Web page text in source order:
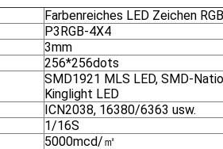
Farbenreiches LED Zeichen RGB
P3RGB-4X4
3mm
256*256dots
SMD1921 MLS LED, SMD-
Kinglight LED
ICN2038, 16380/6363 usw.
1/16S
5000mcd/㎡